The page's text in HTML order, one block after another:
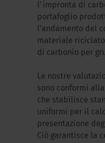
l’impronta di
portafoglio
l’andamento del
materiale
di carbonio per
Le nostre
sono conformi alla
che stabilisce
uniformi per il
presentazione
Ciò garantisce la